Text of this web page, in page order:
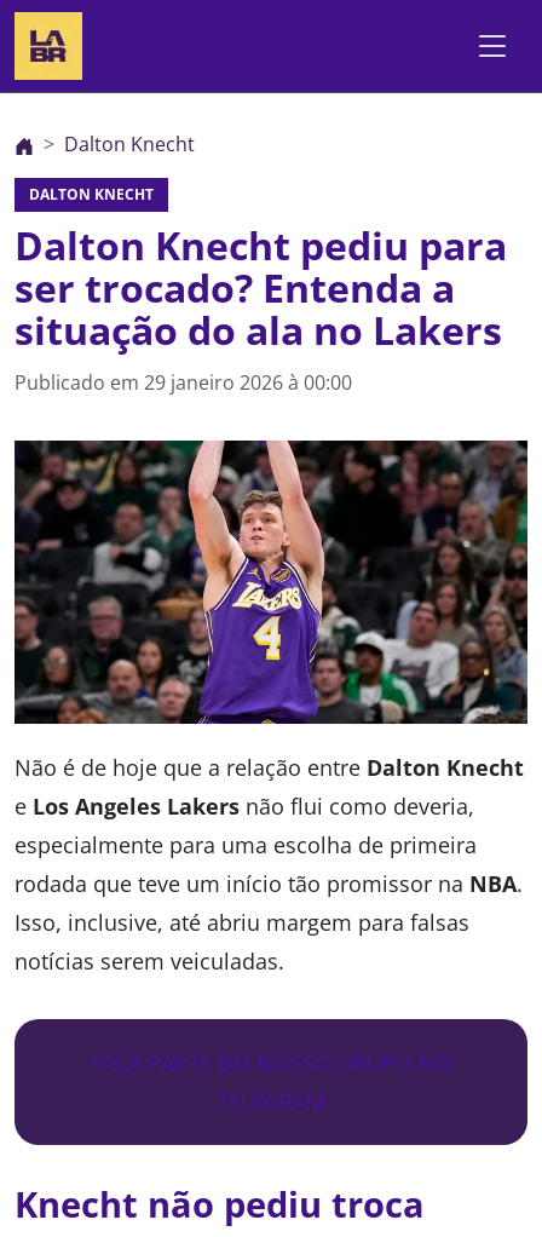
Dalton Knecht
DALTON KNECHT
Dalton Knecht pediu para
ser trocado? Entenda a
situação do ala no Lakers
Publicado em 29 janeiro 2026 à 00:00
Não é de hoje que a relação entre Dalton Knecht
e Los Angeles Lakers não flui como deveria,
especialmente para uma escolha de primeira
rodada que teve um início tão promissor na NBA.
Isso, inclusive, até abriu margem para falsas
notícias serem veiculadas.
FAÇA PARTE DO NOSSO GRUPO NO
TELEGRAM
Knecht não pediu troca